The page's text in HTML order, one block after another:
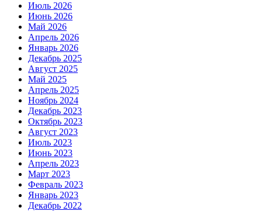
Июль 2026
Июнь 2026
Май 2026
Апрель 2026
Январь 2026
Декабрь 2025
Август 2025
Май 2025
Апрель 2025
Ноябрь 2024
Декабрь 2023
Октябрь 2023
Август 2023
Июль 2023
Июнь 2023
Апрель 2023
Март 2023
Февраль 2023
Январь 2023
Декабрь 2022